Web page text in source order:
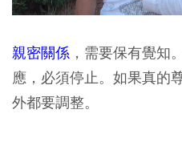
親密關係 ，需要保有覺知
應，必須停止。如果真的
外都要調整。